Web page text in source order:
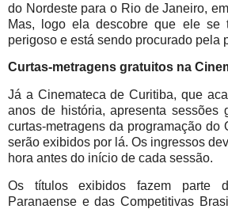
do Nordeste para o Rio de Janeiro,
Mas, logo ela descobre que ele se
perigoso e está sendo procurado pela
Curtas-metragens gratuitos na
Já a Cinemateca de Curitiba, que
anos de história, apresenta sessões
curtas-metragens da programação do
serão exibidos por lá. Os ingressos
hora antes do início de cada sessão.
Os títulos exibidos fazem parte
Paranaense e das Competitivas